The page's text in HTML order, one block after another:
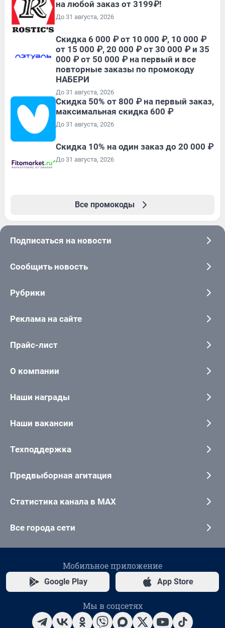
на любой заказ от 3199₽!
До 31 августа, 2026
Скидка 6 000 ₽ от 10 000 ₽, 10 000 ₽
от 15 000 ₽, 20 000 ₽ от 30 000 ₽ и 35
000 ₽ от 50 000 ₽ на первый и все
повторные заказы по промокоду
НАБЕРИ
До 31 августа, 2026
Скидка 50% от 800 ₽ на первый заказ,
максимальная скидка 600 ₽
До 31 августа, 2026
Скидка 10% на один заказ до 20 000 ₽
До 31 августа, 2026
Все промокоды
Подписаться на новости
Сообщить новость
Рубрики
Реклама на сайте
Прайс-лист
О компании
Наши награды
Наши вакансии
Техподдержка
Предвыборная агитация
Статистика канала в MAX
Все города сети
Мобильное приложение
Google Play App Store
Мы в соцсетях